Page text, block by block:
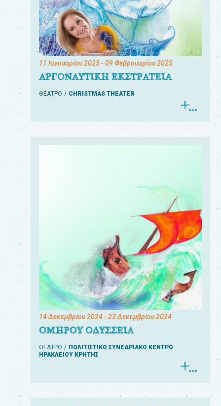
11 Ιανουαρίου 2025- 09 Φεβρουαρίου 2025
ΑΡΓΟΝΑΥΤΙΚΗ ΕΚΣΤΡΑΤΕΙΑ
ΘΕΑΤΡΟ CHRISTMAS THEATER
14 Δεκεμβρίου 2024- 23 Δεκεμβρίου 2024
ΟΜΗΡΟΥ ΟΔΥΣΣΕΙΑ
ΘΕΑΤΡΟ
ΠΟΛΙΤΙΣΤΙΚΟ ΣΥΝΕΔΡΙΑΚΟ ΚΕΝΤΡΟ
ΗΡΑΚΛΕΙΟΥ ΚΡΗΤΗΣ